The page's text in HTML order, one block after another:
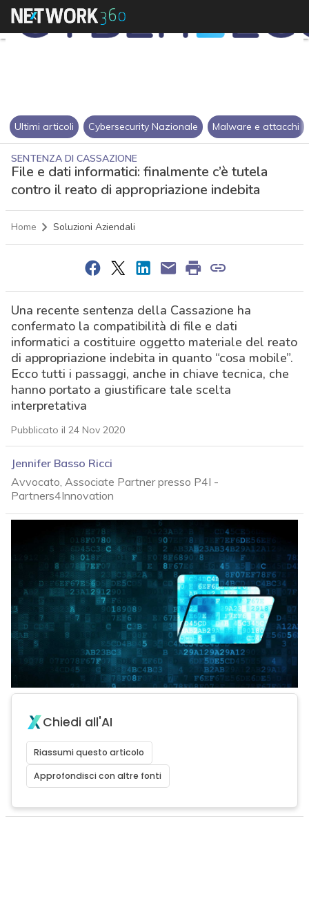
Ultimi articoli Cybersecurity Nazionale Malware e attacchi
SENTENZA DI CASSAZIONE
File e dati informatici: finalmente c’è tutela
contro il reato di appropriazione indebita
Home Soluzioni Aziendali
Una recente sentenza della Cassazione ha
confermato la compatibilità di file e dati
informatici a costituire oggetto materiale del reato
di appropriazione indebita in quanto “cosa mobile”.
Ecco tutti i passaggi, anche in chiave tecnica, che
hanno portato a giustificare tale scelta
interpretativa
Pubblicato il 24 Nov 2020
Jennifer Basso Ricci
Avvocato, Associate Partner presso P4I -
Partners4Innovation
Chiedi all'AI
Riassumi questo articolo
Approfondisci con altre fonti